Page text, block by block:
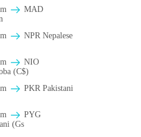
MAD
NPR Nepalese
NIO
(C$)
PKR Pakistani
PYG
(Gs